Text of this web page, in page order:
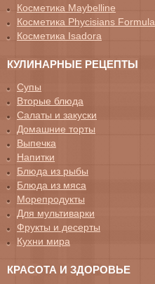
Косметика Maybelline
Косметика Phycisians Formula
Косметика Isadora
КУЛИНАРНЫЕ РЕЦЕПТЫ
Супы
Вторые блюда
Салаты и закуски
Домашние торты
Выпечка
Напитки
Блюда из рыбы
Блюда из мяса
Морепродукты
Для мультиварки
Фрукты и десерты
Кухни мира
КРАСОТА И ЗДОРОВЬЕ